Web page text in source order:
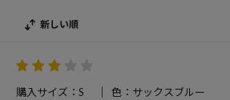
新しい順
購入サイズ：S 色：サックスブルー